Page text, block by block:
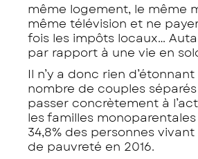
même logement, le même
même télévision et ne
fois les impôts locaux…
par rapport à une vie en
Il n’y a donc rien
nombre de couples
passer concrètement à
les familles
34,8% des personnes vivant
de pauvreté en 2016.